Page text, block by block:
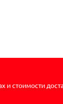
и стоимости